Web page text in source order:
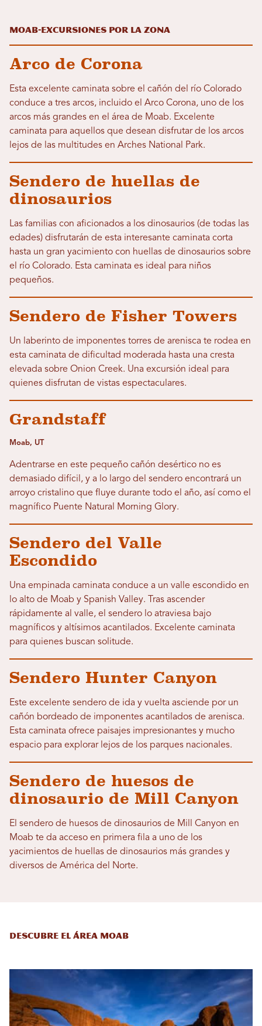
Moab-Excursiones por la zona
Arco de Corona
Esta excelente caminata sobre el cañón del río Colorado
conduce a tres arcos, incluido el Arco Corona, uno de los
arcos más grandes en el área de Moab. Excelente
caminata para aquellos que desean disfrutar de los arcos
lejos de las multitudes en Arches National Park.
Sendero de huellas de
dinosaurios
Las familias con aficionados a los dinosaurios (de todas las
edades) disfrutarán de esta interesante caminata corta
hasta un gran yacimiento con huellas de dinosaurios sobre
el río Colorado. Esta caminata es ideal para niños
pequeños.
Sendero de Fisher Towers
Un laberinto de imponentes torres de arenisca te rodea en
esta caminata de dificultad moderada hasta una cresta
elevada sobre Onion Creek. Una excursión ideal para
quienes disfrutan de vistas espectaculares.
Grandstaff
Moab, UT
Adentrarse en este pequeño cañón desértico no es
demasiado difícil, y a lo largo del sendero encontrará un
arroyo cristalino que fluye durante todo el año, así como el
magnífico Puente Natural Morning Glory.
Sendero del Valle
Escondido
Una empinada caminata conduce a un valle escondido en
lo alto de Moab y Spanish Valley. Tras ascender
rápidamente al valle, el sendero lo atraviesa bajo
magníficos y altísimos acantilados. Excelente caminata
para quienes buscan solitude.
Sendero Hunter Canyon
Este excelente sendero de ida y vuelta asciende por un
cañón bordeado de imponentes acantilados de arenisca.
Esta caminata ofrece paisajes impresionantes y mucho
espacio para explorar lejos de los parques nacionales.
Sendero de huesos de
dinosaurio de Mill Canyon
El sendero de huesos de dinosaurios de Mill Canyon en
Moab te da acceso en primera fila a uno de los
yacimientos de huellas de dinosaurios más grandes y
diversos de América del Norte.
Descubre el área Moab